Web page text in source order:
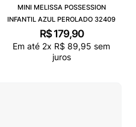
MINI MELISSA POSSESSION
INFANTIL AZUL PEROLADO 32409
R$ 179,90
Em até 2x R$ 89,95 sem
juros